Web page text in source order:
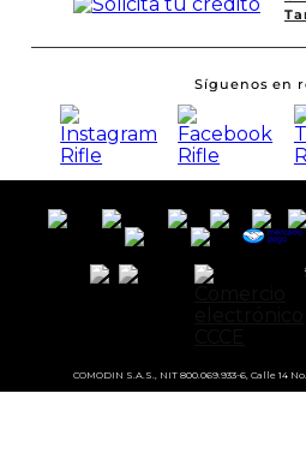
Síguenos en
COMODIN S.A.S., NIT 800.069.933-6, Calle 14